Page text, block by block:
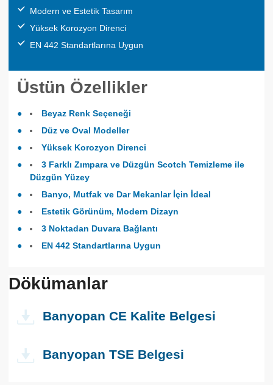
Modern ve Estetik Tasarım
Yüksek Korozyon Direnci
EN 442 Standartlarına Uygun
Üstün Özellikler
Beyaz Renk Seçeneği
Düz ve Oval Modeller
Yüksek Korozyon Direnci
3 Farklı Zımpara ve Düzgün Scotch Temizleme ile
Düzgün Yüzey
Banyo, Mutfak ve Dar Mekanlar İçin İdeal
Estetik Görünüm, Modern Dizayn
3 Noktadan Duvara Bağlantı
EN 442 Standartlarına Uygun
Dökümanlar
Banyopan CE Kalite Belgesi
Banyopan TSE Belgesi